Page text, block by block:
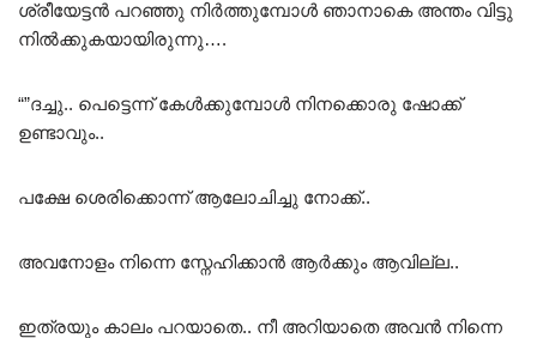
ശ്രീയേട്ടൻ പറഞ്ഞു നിർത്തുമ്പോൾ ഞാനാകെ അന്തം വിട്ടു
നിൽക്കുകയായിരുന്നു….
“”ദച്ചു.. പെട്ടെന്ന് കേൾക്കുമ്പോൾ നിനക്കൊരു ഷോക്ക്
ഉണ്ടാവും..
പക്ഷേ ശെരിക്കൊന്ന് ആലോചിച്ചു നോക്ക്..
അവനോളം നിന്നെ സ്നേഹിക്കാൻ ആർക്കും ആവില്ല..
ഇത്രയും കാലം പറയാതെ.. നീ അറിയാതെ അവൻ നിന്നെ